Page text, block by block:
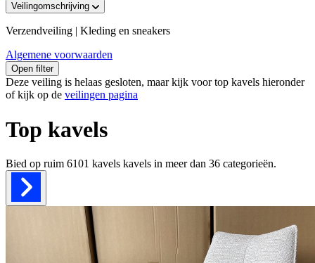
Veilingomschrijving
Verzendveiling | Kleding en sneakers
Algemene voorwaarden
Open filter
Deze veiling is helaas gesloten, maar kijk voor top kavels hieronder
of kijk op de veilingen pagina
Top kavels
Bied op ruim 6101 kavels kavels in meer dan 36 categorieën.